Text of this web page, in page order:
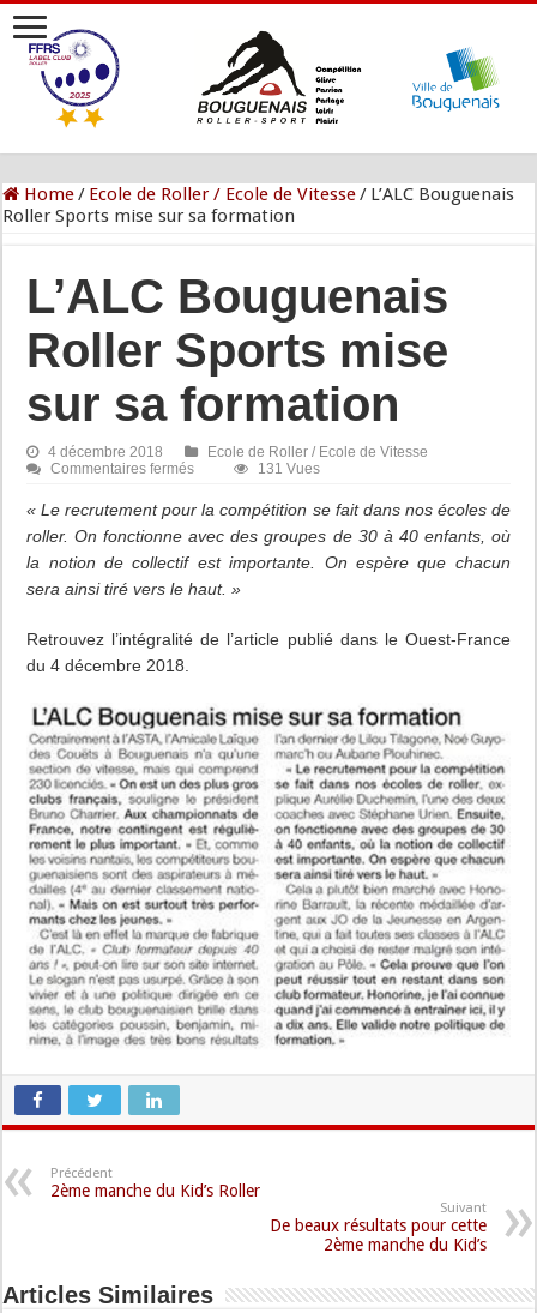
Home/ Ecole de Roller / Ecole de Vitesse/ L’ALC Bouguenais
Roller Sports mise sur sa formation
L’ALC Bouguenais
Roller Sports mise
sur sa formation
4 décembre 2018
Ecole de Roller / Ecole de Vitesse
Commentaires ferméssur
Bouguenais
Roller
Sports
sur
sa
131 Vues
« Le recrutement pour la compétition se fait dans nos écoles de
roller. On fonctionne avec des groupes de 30 à 40 enfants, où
la notion de collectif est importante. On espère que chacun
sera ainsi tiré vers le haut. »
Retrouvez l’intégralité de l’article publié dans le Ouest-France
du 4 décembre 2018.
Précédent
2ème manche du Kid’s Roller
Suivant
De beaux résultats pour cette
2ème manche du Kid’s
Articles Similaires